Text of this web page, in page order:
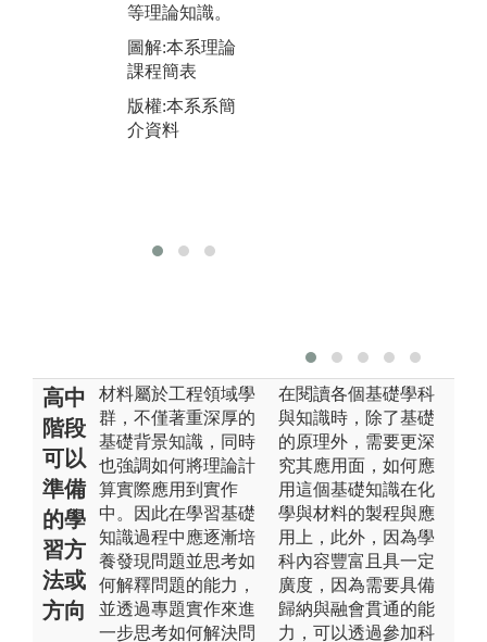
等理論知識。
圖解:本系理論
課程簡表
版權:本系系簡
介資料
高中
階段
可以
準備
的學
習方
法或
方向
材料屬於工程領域學
群，不僅著重深厚的
基礎背景知識，同時
也強調如何將理論計
算實際應用到實作
中。因此在學習基礎
知識過程中應逐漸培
養發現問題並思考如
何解釋問題的能力，
並透過專題實作來進
一步思考如何解決問
在閱讀各個基礎學科
與知識時，除了基礎
的原理外，需要更深
究其應用面，如何應
用這個基礎知識在化
學與材料的製程與應
用上，此外，因為學
科內容豐富且具一定
廣度，因為需要具備
歸納與融會貫通的能
力，可以透過參加科